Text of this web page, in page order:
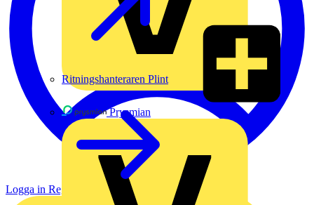
Prysmian
Ritningshanteraren Plint
Logga in Registrera dig